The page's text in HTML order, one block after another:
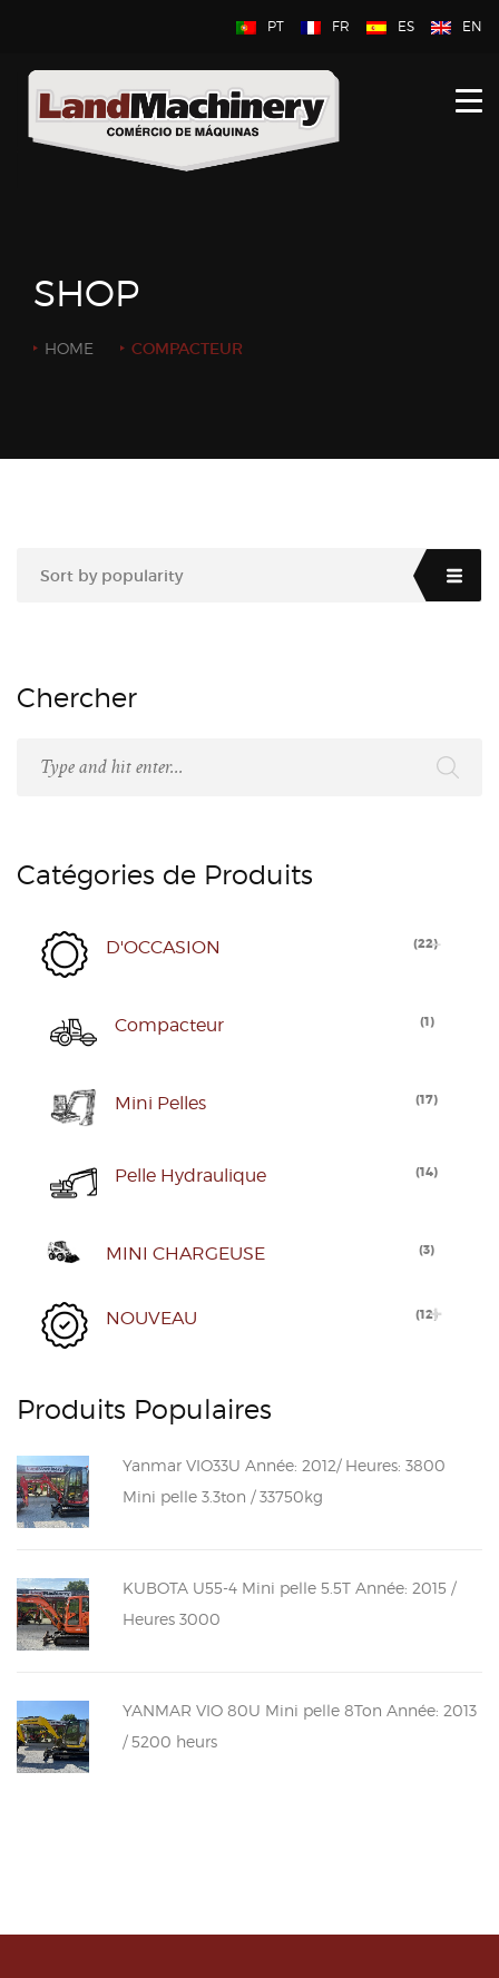
PT FR ES EN
HOME
À PROPOS DE NOUS
SHOP
HOME COMPACTEUR
Sort by popularity
Chercher
Catégories de Produits
D'OCCASION (22)
Compacteur (1)
Mini Pelles (17)
Pelle Hydraulique (14)
MINI CHARGEUSE (3)
NOUVEAU (12)
Produits Populaires
Yanmar VIO33U Année: 2012/ Heures: 3800
Mini pelle 3.3ton / 33750kg
KUBOTA U55-4 Mini pelle 5.5T Année: 2015 /
Heures 3000
YANMAR VIO 80U Mini pelle 8Ton Année: 2013
/ 5200 heurs